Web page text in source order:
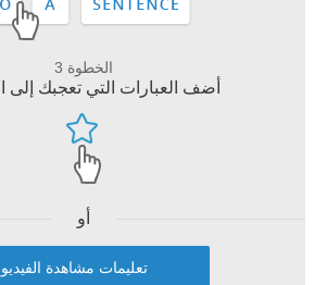
الخطوة 3
أضف العبارات التي تعجبك إلى
أو
تعليمات مشاهدة الفيديو